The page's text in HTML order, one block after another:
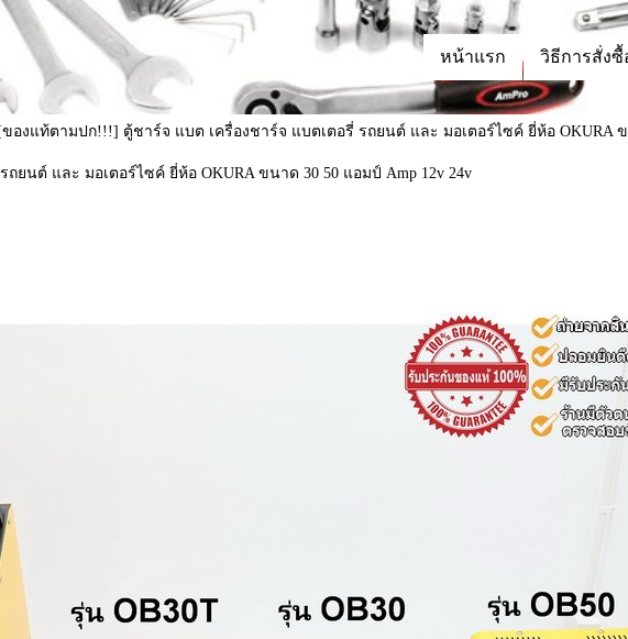
หน้าแรก วิธีการสั่งซื้
[ของแท้ตามปก!!!] ตู้ชาร์จ แบต เครื่องชาร์จ แบตเตอรี่ รถยนต์ และ มอเตอร์ไซค์ ยี่ห้อ OKURA ข
นต์ และ มอเตอร์ไซค์ ยี่ห้อ OKURA ขนาด 30 50 แอมป์ Amp 12v 24v